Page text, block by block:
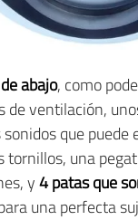
abajo, como
de ventilación,
que puede
tornillos, una
y4 patas que
una perfecta